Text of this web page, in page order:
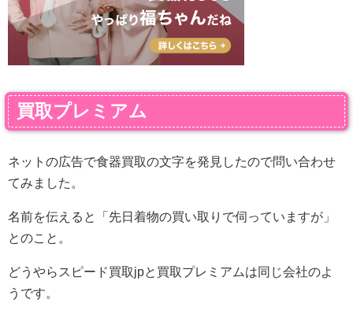
買取プレミアム
ネットの広告で食器買取の文字を発見したので問い合わせ
てみました。
名前を伝えると「先日着物の買い取りで伺っていますが」
とのこと。
どうやらスピード買取jpと買取プレミアムは同じ会社のよ
うです。